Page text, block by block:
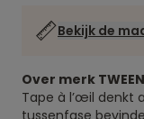
Bekijk de
Over merk
Tape à l’œil denkt
tussenfase